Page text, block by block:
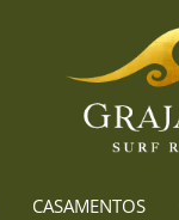
CASAMENTOS